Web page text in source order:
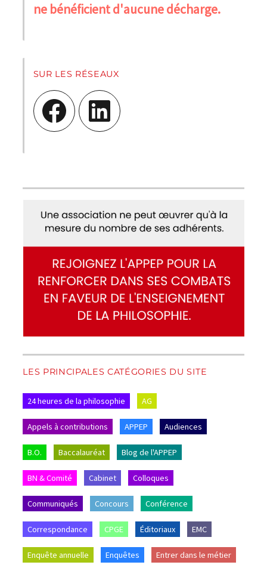
ne bénéficient d'aucune décharge.
SUR LES RÉSEAUX
Facebook LinkedIn
LES PRINCIPALES CATÉGORIES DU SITE
24 heures de la philosophie AG
Appels à contributions APPEP Audiences
B.O. Baccalauréat Blog de l'APPEP
BN & Comité Cabinet Colloques
Communiqués Concours Conférence
Correspondance CPGE Éditoriaux EMC
Enquête annuelle Enquêtes Entrer dans le métier